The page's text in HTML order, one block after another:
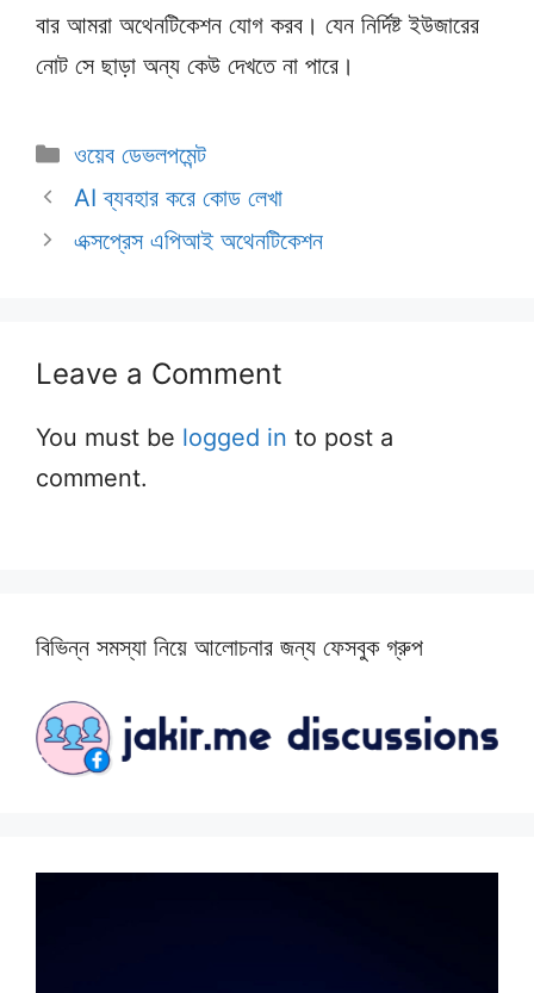
বার আমরা অথেনটিকেশন যোগ করব। যেন নির্দিষ্ট ইউজারের
নোট সে ছাড়া অন্য কেউ দেখতে না পারে।
Categories
ওয়েব ডেভলপমেন্ট
AI ব্যবহার করে কোড লেখা
এক্সপ্রেস এপিআই অথেনটিকেশন
Leave a Comment
You must be logged in to post a
comment.
বিভিন্ন সমস্যা নিয়ে আলোচনার জন্য ফেসবুক গ্রুপ